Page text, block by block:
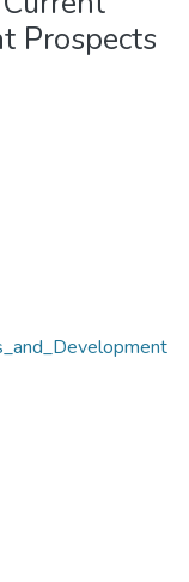
Prospects